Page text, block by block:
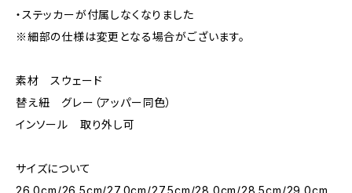
・ステッカーが付属しなくなりました
※細部の仕様は変更となる場合がございます。
素材 スウェード
替え紐 グレー（アッパー同色）
インソール 取り外し可
サイズについて
26.0cm/26.5cm/27.0cm/27.5cm/28.0cm/28.5cm/29.0cm